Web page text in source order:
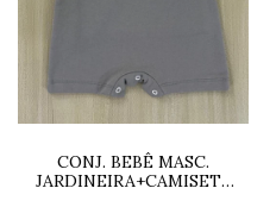
CONJ. BEBÊ MASC.
JARDINEIRA+CAMISETA